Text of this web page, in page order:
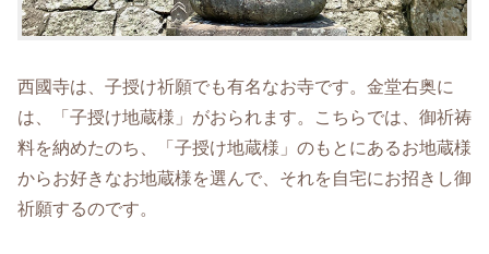
西國寺は、子授け祈願でも有名なお寺です。金堂右奥に
は、「子授け地蔵様」がおられます。こちらでは、御祈祷
料を納めたのち、「子授け地蔵様」のもとにあるお地蔵様
からお好きなお地蔵様を選んで、それを自宅にお招きし御
祈願するのです。